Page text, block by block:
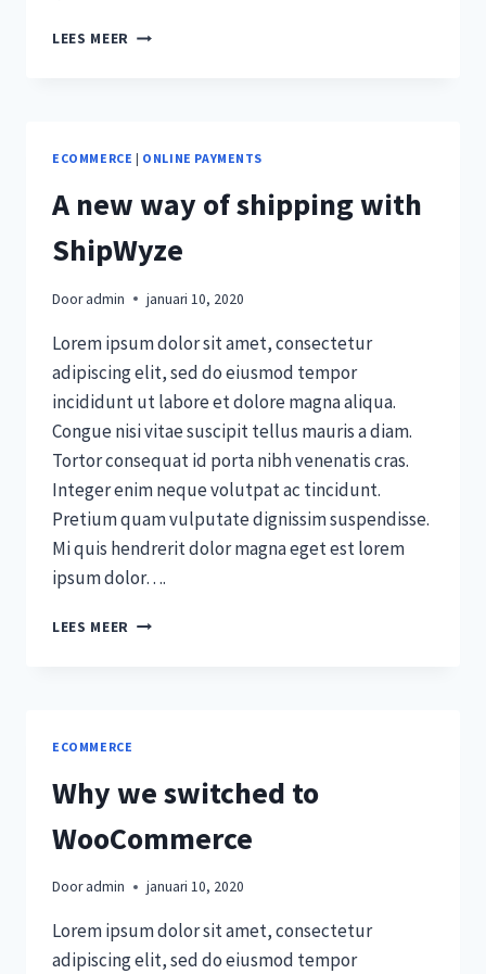
LEES MEER CHECKOUT
ECOMMERCE | ONLINE PAYMENTS
A new way of shipping with
ShipWyze
Door admin januari 10, 2020
Lorem ipsum dolor sit amet, consectetur
adipiscing elit, sed do eiusmod tempor
incididunt ut labore et dolore magna aliqua.
Congue nisi vitae suscipit tellus mauris a diam.
Tortor consequat id porta nibh venenatis cras.
Integer enim neque volutpat ac tincidunt.
Pretium quam vulputate dignissim suspendisse.
Mi quis hendrerit dolor magna eget est lorem
ipsum dolor….
LEES MEER A
ECOMMERCE
Why we switched to
WooCommerce
Door admin januari 10, 2020
Lorem ipsum dolor sit amet, consectetur
adipiscing elit, sed do eiusmod tempor